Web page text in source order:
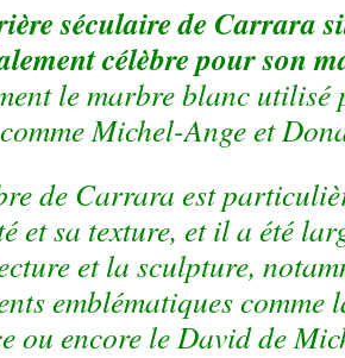
séculaire de Carrara
célèbre pour son
le marbre blanc utilisé
Michel-Ange et
de Carrara est
et sa texture, et il a été
et la sculpture,
emblématiques
ou encore le David de